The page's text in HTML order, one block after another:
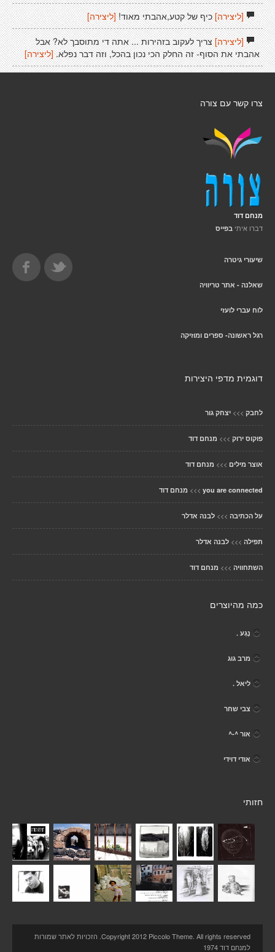
[ליצירה]כיף של קטע,אהבתי מאוד! [ליצירה]
[ליצירה]צריך לעקוב בזהירות ... אתה די מתוסבך לא? אבל
אהבתי את הסוף- זה החלק הכי נכון בהכל, וזה דבר נפלא. [ליצירה]
צרו קשר עם צורה
מנחם דוד
דברו איתי בפייס
שיעורי גיטרה
שאלנה - אתר טריוויה
לוח עברי לועזי
רגל ראשונה- ספרים ומוזיקה
דוגמית מדפי היצירות
לחבק >>> יצחק גור
פוקוס ירוק >>> מנחם דוד
אוצר מילים >>> מנחם דוד
you are connected
>>> מנחם דוד
על הכתיבה >>> לבנה אדלר
תפילה >>> לבנה אדלר
השתחוויה >>> מנחם דוד
כמה מהיוצרים
נֶגַע .
מרב גוג
ליאל .
צבי שחר
אור ^-^
אודי דוידי
חזותי
Copyright 2012 Piccolo Theme. All rights reserved. הזכויות לאתר שמורות
למנחם דוד 1974